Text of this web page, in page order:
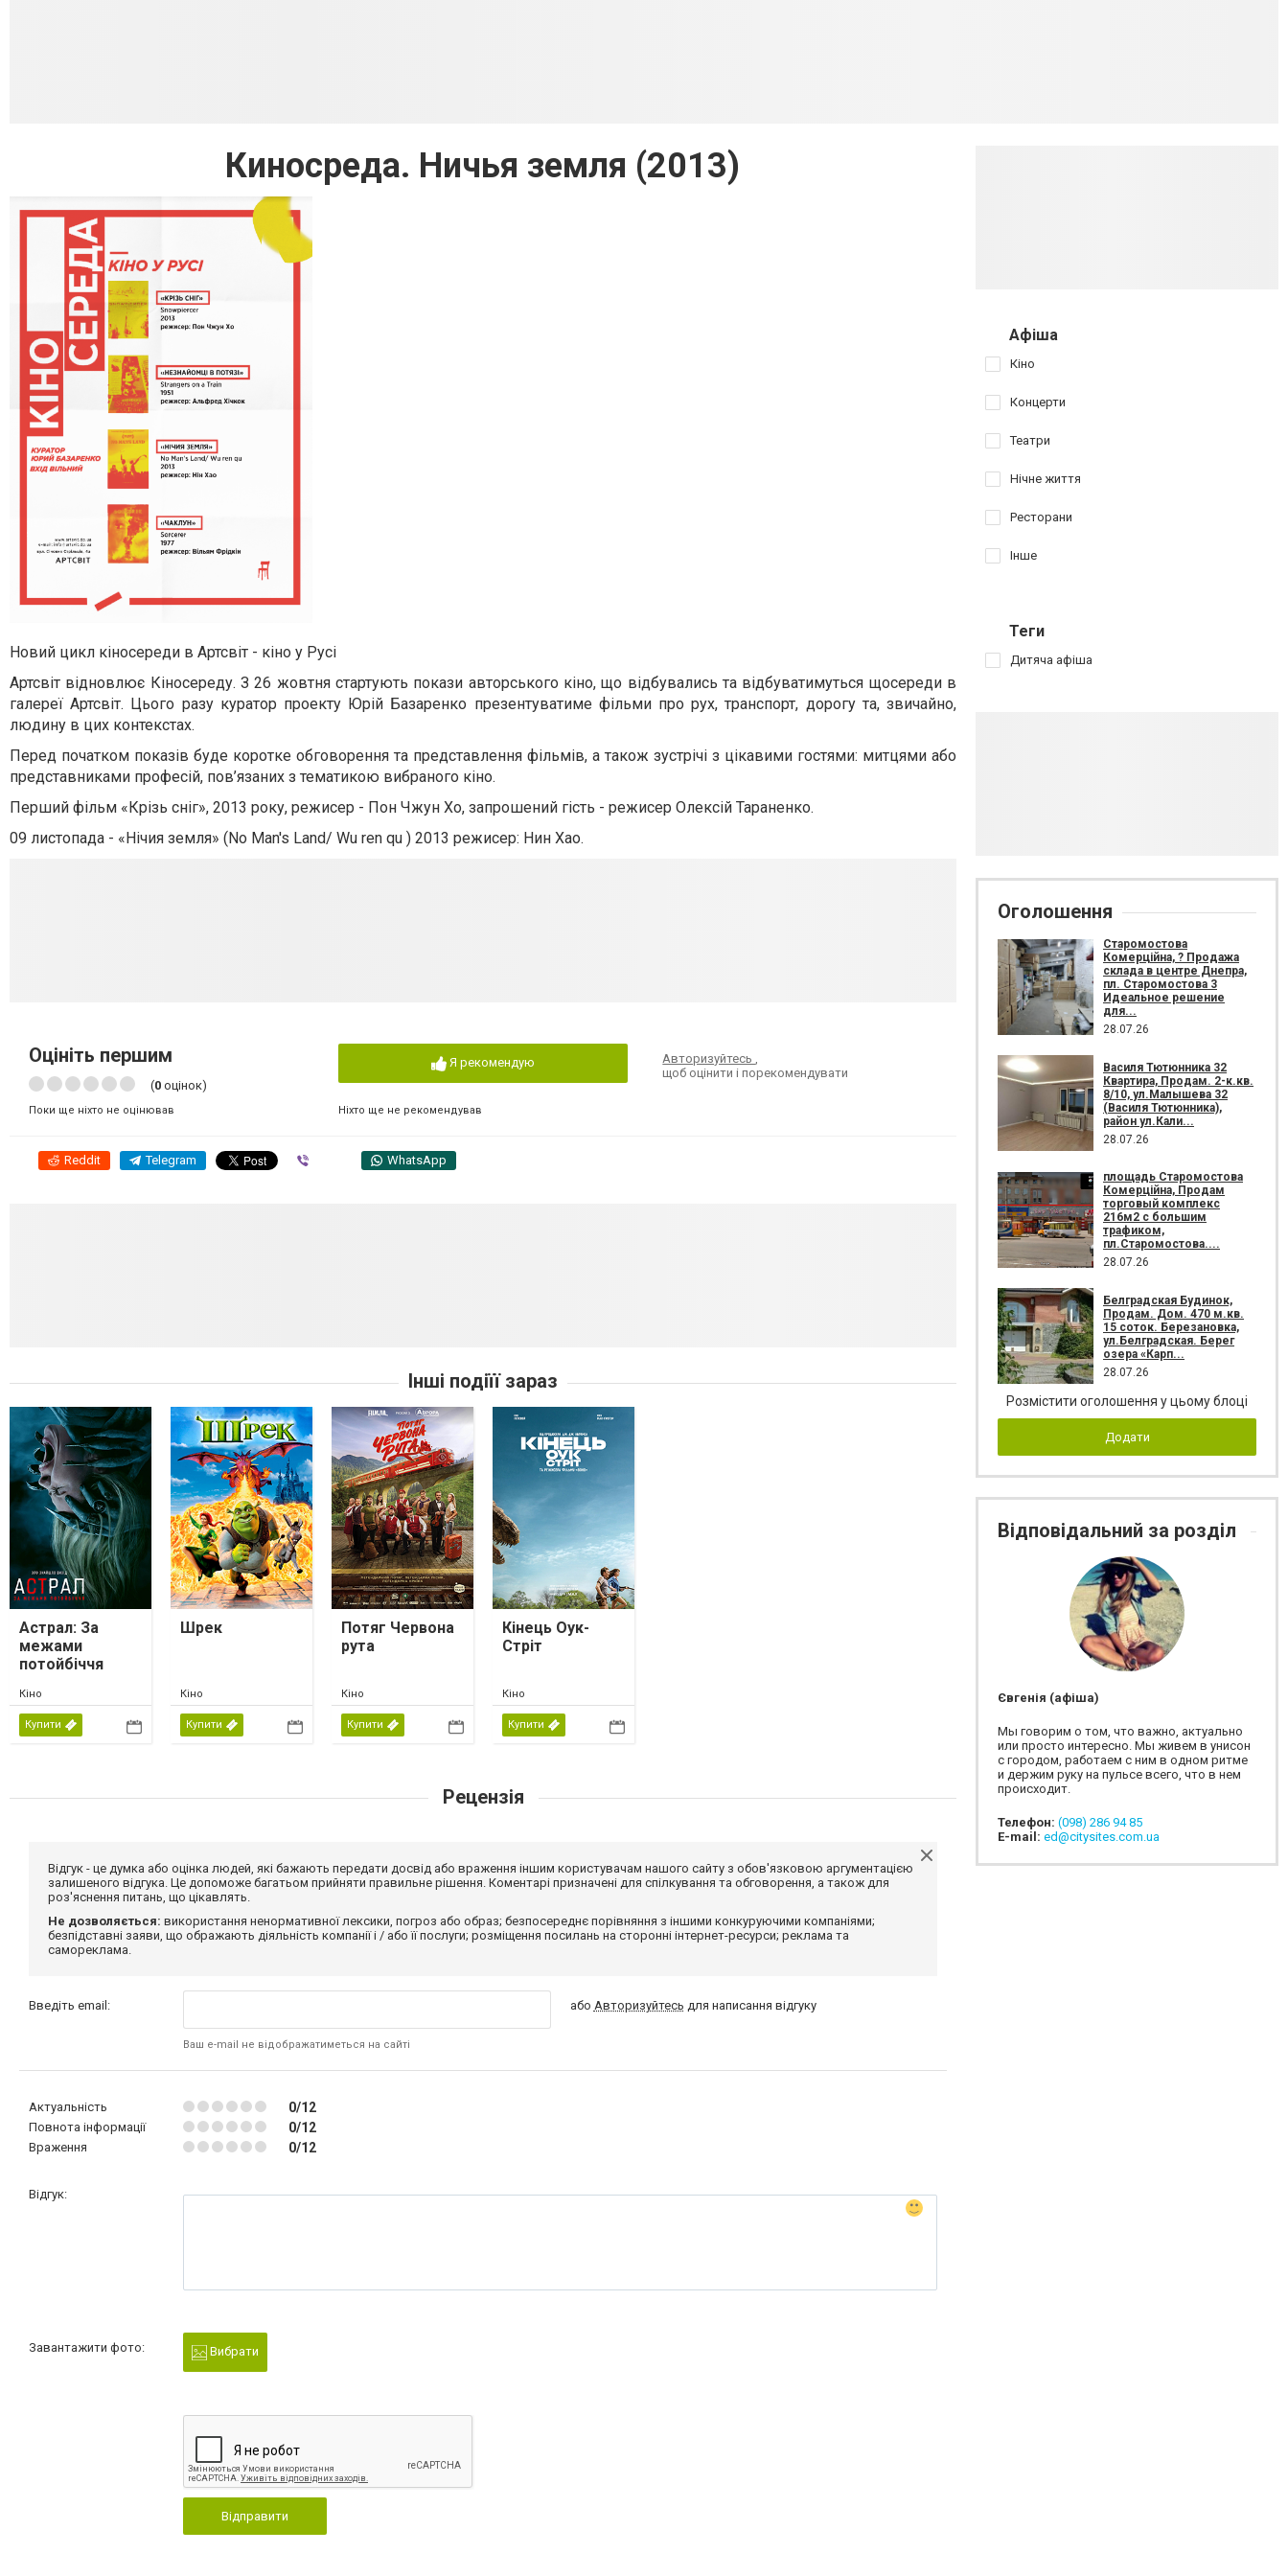
Киносреда. Ничья земля (2013)
Новий цикл кіносереди в Артсвіт - кіно у Русі
Артсвіт відновлює Кіносереду. З 26 жовтня стартують покази авторського кіно, що відбувались та відбуватимуться щосереди в
галереї Артсвіт. Цього разу куратор проекту Юрій Базаренко презентуватиме фільми про рух, транспорт, дорогу та, звичайно,
людину в цих контекстах.
Перед початком показів буде коротке обговорення та представлення фільмів, а також зустрічі з цікавими гостями: митцями або
представниками професій, пов’язаних з тематикою вибраного кіно.
Перший фільм «Крізь сніг», 2013 року, режисер - Пон Чжун Хо, запрошений гість - режисер Олексій Тараненко.
09 листопада - «Нічия земля» (No Man's Land/ Wu ren qu ) 2013 режисер: Нин Хао.
Оцініть першим
(0 оцінок)
Поки ще ніхто не оцінював
Я рекомендую
Ніхто ще не рекомендував
Авторизуйтесь,
щоб оцінити і порекомендувати
Reddit Telegram WhatsApp
Інші подіїї зараз
Астрал: За
межами
потойбіччя
Кіно
Купити
Шрек
Кіно
Купити
Потяг Червона
рута
Кіно
Купити
Кінець Оук-
Стріт
Кіно
Купити
Рецензія
Відгук - це думка або оцінка людей, які бажають передати досвід або враження іншим користувачам нашого сайту з обов'язковою аргументацією
залишеного відгука. Це допоможе багатьом прийняти правильне рішення. Коментарі призначені для спілкування та обговорення, а також для
роз'яснення питань, що цікавлять.
Не дозволяється: використання ненормативної лексики, погроз або образ; безпосереднє порівняння з іншими конкуруючими компаніями;
безпідставні заяви, що ображають діяльність компанії і / або її послуги; розміщення посилань на сторонні інтернет-ресурси; реклама та
самореклама.
Введіть email:
Ваш e-mail не відображатиметься на сайті
або Авторизуйтесь для написання відгуку
Актуальність 0/12
Повнота інформації 0/12
Враження 0/12
Відгук:
Завантажити фото: Вибрати
Відправити
Афіша
Кіно
Концерти
Театри
Нічне життя
Ресторани
Інше
Теги
Дитяча афіша
Оголошення
Старомостова
Комерційна, ? Продажа
склада в центре Днепра,
пл. Старомостова 3
Идеальное решение
для...
28.07.26
Василя Тютюнника 32
Квартира, Продам. 2-к.кв.
8/10, ул.Малышева 32
(Василя Тютюнника),
район ул.Кали...
28.07.26
площадь Старомостова
Комерційна, Продам
торговый комплекс
216м2 с большим
трафиком,
пл.Старомостова....
28.07.26
Белградская Будинок,
Продам. Дом. 470 м.кв.
15 соток. Березановка,
ул.Белградская. Берег
озера «Карп...
28.07.26
Розмістити оголошення у цьому блоці
Додати
Відповідальний за розділ
Євгенія (афіша)
Мы говорим о том, что важно, актуально
или просто интересно. Мы живем в унисон
с городом, работаем с ним в одном ритме
и держим руку на пульсе всего, что в нем
происходит.
Телефон: (098) 286 94 85
E-mail: ed@citysites.com.ua